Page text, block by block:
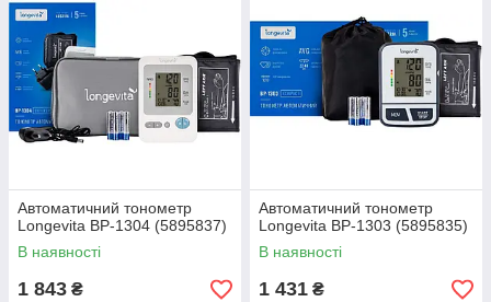
Автоматичний тонометр
Longevita BP-1304 (5895837)
В наявності
1 843 ₴
Автоматичний тонометр
Longevita ВР-1303 (5895835)
В наявності
1 431 ₴